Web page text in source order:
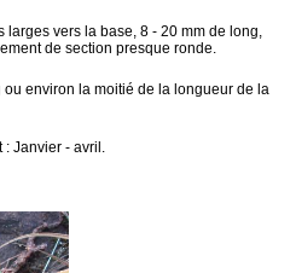
larges vers la base, 8 - 20 mm de long,
de section presque ronde.
ou environ la moitié de la longueur de la
: Janvier - avril.